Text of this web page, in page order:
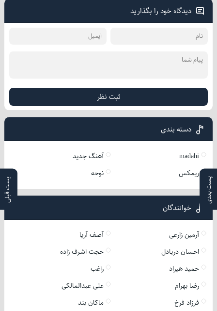
پست بعدی پست قبلی
دیدگاه خود را بگذارید
ثبت نظر
دسته بندی
madahi
آهنگ جدید
ریمکس
نوحه
خوانندگان
آرمین زارعی
آصف آریا
احسان دریادل
حجت اشرف زاده
حمید هیراد
راغب
رضا بهرام
علی عبدالمالکی
فرزاد فرخ
ماکان بند